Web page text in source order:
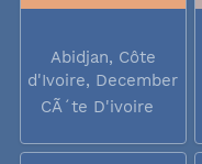
Abidjan, Côte
d'Ivoire, December
2017
CÃ´te D'ivoire